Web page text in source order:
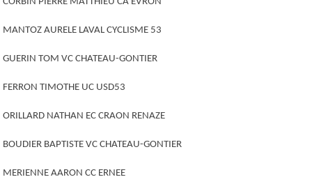
MANTOZ AURELE LAVAL CYCLISME 53
GUERIN TOM VC CHATEAU-GONTIER
FERRON TIMOTHE UC USD53
ORILLARD NATHAN EC CRAON RENAZE
BOUDIER BAPTISTE VC CHATEAU-GONTIER
MERIENNE AARON CC ERNEE